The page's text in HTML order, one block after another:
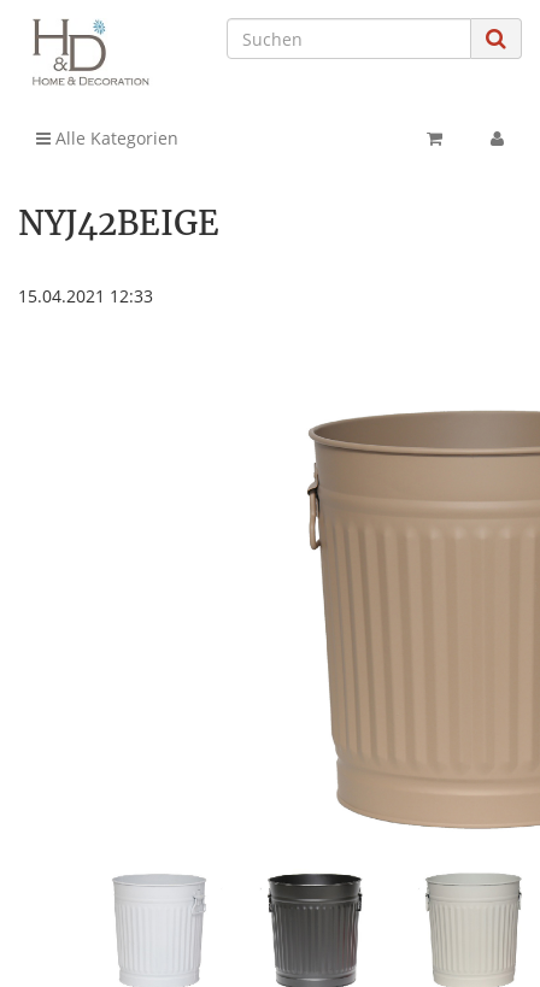
Alle Kategorien
NYJ42BEIGE
15.04.2021 12:33